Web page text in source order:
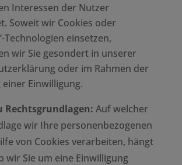
Interessen der Nutzer
Soweit wir Cookies oder
Technologien einsetzen,
wir Sie gesondert in unserer
oder im Rahmen der
einer Einwilligung.
Rechtsgrundlagen: Auf welcher
wir Ihre personenbezogenen
von Cookies verarbeiten, hängt
wir Sie um eine Einwilligung